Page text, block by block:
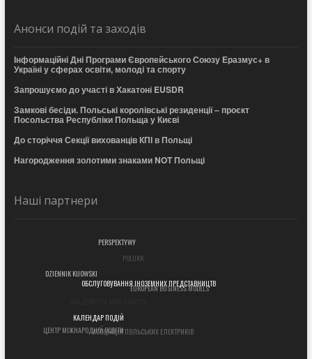
Анонси подій та заходів
Інформаційні Дні Програми Європейського Союзу Еразмус+ в
Україні у сферах освіти, молоді та спорту
Запрошуємо до участі в Хакатоні EUSDR
Замкові бесіди. Польські королівські резиденції – проєкт
Посольства Республіки Польща у Києві
До сторіччя Секції вихованців КПІ в Польщі
Нагородження золотими знаками NOT Польщі
Наші партнери
DZIENNIK KIJOWSKI
PERSPEKTYWY
АКАДЕМІЧНА МОБІЛЬНІСТЬ
ЦЕНТР МІЖНАРОДНОЇ ОСВІТИ
КАЛЕНДАР ПОДІЙ
ОБСЛУГОВУВАННЯ ІНОЗЕМНИХ ПРЕДСТАВНИЦТВ
EUROPEAN BUSINESS MODELS
АСОЦІАЦІЯ ПОЛЬСЬКИХ ЕЛЕКТРИКІВ